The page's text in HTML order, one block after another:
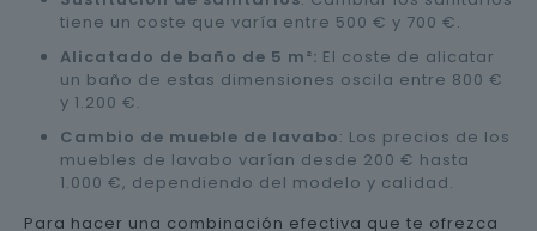
tiene un coste que varía entre 500 € y 700 €.
Alicatado de baño de 5 m²: El coste de alicatar
un baño de estas dimensiones oscila entre 800 €
y 1.200 €.
Cambio de mueble de lavabo: Los precios de los
muebles de lavabo varían desde 200 € hasta
1.000 €, dependiendo del modelo y calidad.
Para hacer una combinación efectiva que te ofrezca